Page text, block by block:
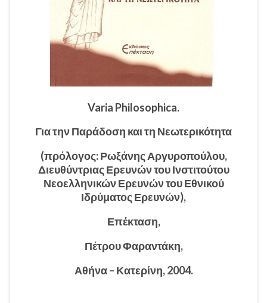
Varia Philosophica.
Για την Παράδοση και τη Νεωτερικότητα
(πρόλογος: Ρωξάνης Αργυροπούλου,
Διευθύντριας Ερευνών του Ινστιτούτου
Νεοελληνικών Ερευνών του Εθνικού
Ιδρύματος Ερευνών),
Επέκταση,
Πέτρου Φαραντάκη,
Αθήνα – Κατερίνη, 2004.